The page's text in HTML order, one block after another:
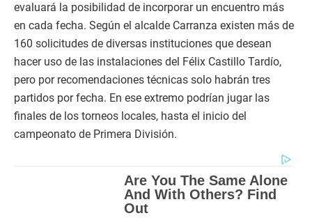
evaluará la posibilidad de incorporar un encuentro más
en cada fecha. Según el alcalde Carranza existen más de
160 solicitudes de diversas instituciones que desean
hacer uso de las instalaciones del Félix Castillo Tardío,
pero por recomendaciones técnicas solo habrán tres
partidos por fecha. En ese extremo podrían jugar las
finales de los torneos locales, hasta el inicio del
campeonato de Primera División.